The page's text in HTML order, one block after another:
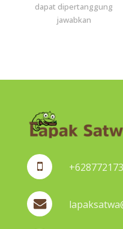
dapat dipertanggung
jawabkan